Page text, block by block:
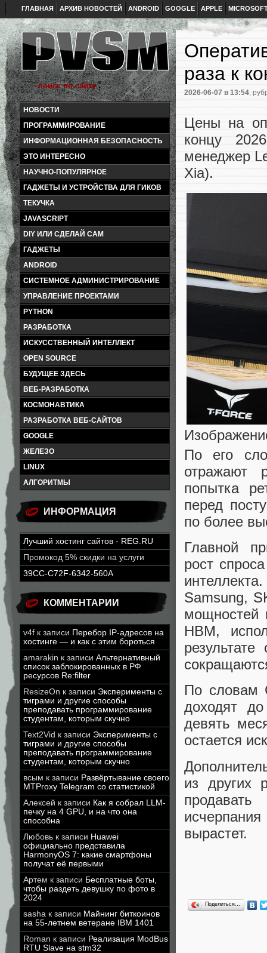
ГЛАВНАЯ АРХИВ НОВОСТЕЙ ANDROID GOOGLE APPLE
НОВОСТИ
ПРОГРАММИРОВАНИЕ
ИНФОРМАЦИОННАЯ БЕЗОПАСНОСТЬ
ЭТО ИНТЕРЕСНО
НАУЧНО-ПОПУЛЯРНОЕ
ГАДЖЕТЫ И УСТРОЙСТВА ДЛЯ ГИКОВ
ТЕКУЧКА
JAVASCRIPT
DIY ИЛИ СДЕЛАЙ САМ
ГАДЖЕТЫ
ANDROID
СИСТЕМНОЕ АДМИНИСТРИРОВАНИЕ
УПРАВЛЕНИЕ ПРОЕКТАМИ
PYTHON
РАЗРАБОТКА
ИСКУССТВЕННЫЙ ИНТЕЛЛЕКТ
OPEN SOURCE
БУДУЩЕЕ ЗДЕСЬ
ВЕБ-РАЗРАБОТКА
КОСМОНАВТИКА
РАЗРАБОТКА ВЕБ-САЙТОВ
GOOGLE
ЖЕЛЕЗО
LINUX
АЛГОРИТМЫ
ИНФОРМАЦИЯ
Лучший хостинг сайтов - REG.RU
Промокод 5% скидки на услуги
39CC-C72F-6342-560A
КОММЕНТАРИИ
v4f к записи Перебор IP-адресов на
хостинге — и как с этим бороться
amarakin к записи Альтернативный
список заблокированных в РФ
ресурсов Re:filter
ResizeOn к записи Эксперименты с
тиграми и другие способы
преподавать программирование
студентам, которым скучно
Text2Vid к записи Эксперименты с
тиграми и другие способы
преподавать программирование
студентам, которым скучно
всым к записи Развёртывание своего
MTProxy Telegram со статистикой
Алексей к записи Как я собрал LLM-
печку на 4 GPU, и на что она
способна
Любовь к записи Huawei
официально представила
HarmonyOS 7: какие смартфоны
получат её первыми
Артем к записи Бесплатные боты,
чтобы раздеть девушку по фото в
2024
sasha к записи Майнинг биткоинов
на 55-летнем ветеране IBM 1401
Roman к записи Реализация ModBus
RTU Slave на stm32
раза к
2026-06-07 в 13:54,
Цены на
концу
менеджер
Xia).
По его
отражают
попытка
перед
по более
Главной
рост
Samsung,
мощностей
HBM,
По словам
доходят
девять
остается
из других
вырастет.
Поделиться…